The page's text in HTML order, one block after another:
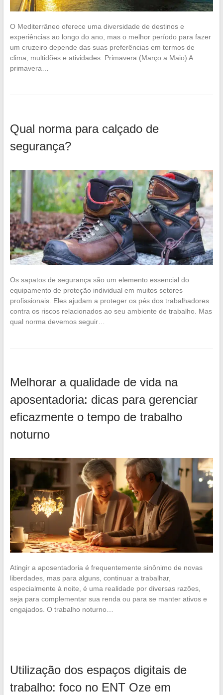
O Mediterrâneo oferece uma diversidade de destinos e
experiências ao longo do ano, mas o melhor período para fazer
um cruzeiro depende das suas preferências em termos de
clima, multidões e atividades. Primavera (Março a Maio) A
primavera…
Qual norma para calçado de
segurança?
Os sapatos de segurança são um elemento essencial do
equipamento de proteção individual em muitos setores
profissionais. Eles ajudam a proteger os pés dos trabalhadores
contra os riscos relacionados ao seu ambiente de trabalho. Mas
qual norma devemos seguir…
Melhorar a qualidade de vida na
aposentadoria: dicas para gerenciar
eficazmente o tempo de trabalho
noturno
Atingir a aposentadoria é frequentemente sinônimo de novas
liberdades, mas para alguns, continuar a trabalhar,
especialmente à noite, é uma realidade por diversas razões,
seja para complementar sua renda ou para se manter ativos e
engajados. O trabalho noturno…
Utilização dos espaços digitais de
trabalho: foco no ENT Oze em